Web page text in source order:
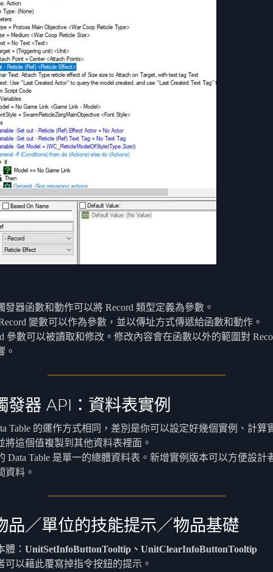
發器函數和動作可以將 Record 類型定義為參數。
變數可以作為參數，並以傳址方式傳遞給函數和動作。
參數可以被讀取和修改。修改內容會在函數以外的範圍對
。
發器 API：資料表實例
Table 的運作方式相同，差別是你可以設定好幾個實例、計算
將這個值複製到其他資料表裡面。
Data Table 是單一的總體資料表。新增實例版本可以方便設計
資料。
品／單位的技能提示／物品基礎
體： UnitSetInfoButtonTooltip、UnitClearInfoButtonTooltip
可以藉此覆寫掉指令按鈕的提示。